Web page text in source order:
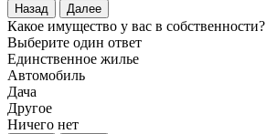
Назад Далее
Какое имущество у вас в собственности?
Выберите один ответ
Единственное жилье
Автомобиль
Дача
Другое
Ничего нет